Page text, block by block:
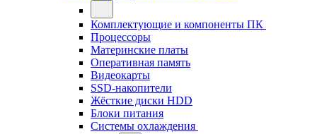
Комплектующие и компоненты ПК
Процессоры
Материнские платы
Оперативная память
Видеокарты
SSD-накопители
Жёсткие диски HDD
Блоки питания
Системы охлаждения